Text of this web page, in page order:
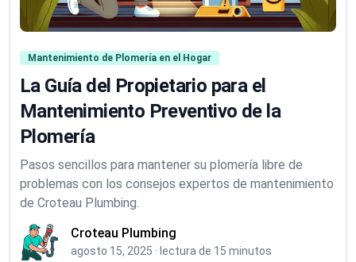
Mantenimiento de Plomería en el Hogar
La Guía del Propietario para el
Mantenimiento Preventivo de la
Plomería
Pasos sencillos para mantener su plomería libre de
problemas con los consejos expertos de mantenimiento
de Croteau Plumbing.
Croteau Plumbing
agosto 15, 2025 · lectura de 15 minutos